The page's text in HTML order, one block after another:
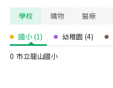
學校 購物 醫療
國小 (1) 幼稚園 (4)
0 市立龍山國小